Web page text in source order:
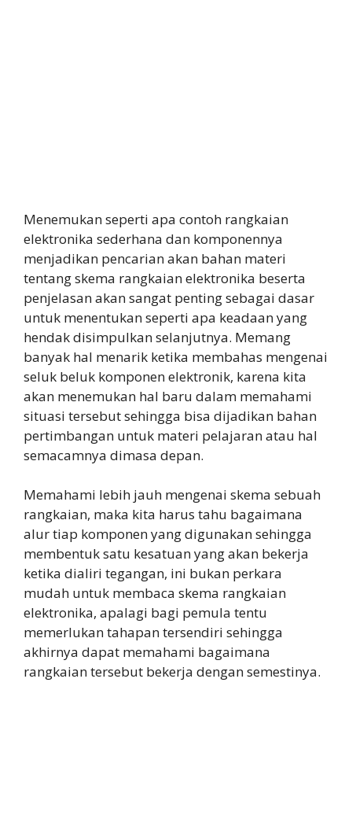
Menemukan seperti apa contoh rangkaian
elektronika sederhana dan komponennya
menjadikan pencarian akan bahan materi
tentang skema rangkaian elektronika beserta
penjelasan akan sangat penting sebagai dasar
untuk menentukan seperti apa keadaan yang
hendak disimpulkan selanjutnya. Memang
banyak hal menarik ketika membahas mengenai
seluk beluk komponen elektronik, karena kita
akan menemukan hal baru dalam memahami
situasi tersebut sehingga bisa dijadikan bahan
pertimbangan untuk materi pelajaran atau hal
semacamnya dimasa depan.
Memahami lebih jauh mengenai skema sebuah
rangkaian, maka kita harus tahu bagaimana
alur tiap komponen yang digunakan sehingga
membentuk satu kesatuan yang akan bekerja
ketika dialiri tegangan, ini bukan perkara
mudah untuk membaca skema rangkaian
elektronika, apalagi bagi pemula tentu
memerlukan tahapan tersendiri sehingga
akhirnya dapat memahami bagaimana
rangkaian tersebut bekerja dengan semestinya.